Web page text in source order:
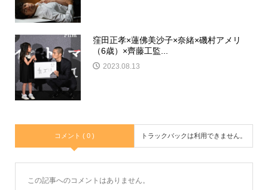
窪田正孝×蓮佛美沙子×奈緒×磯村アメリ
（6歳）×齊藤工監...
2023.08.13
コメント ( 0 ) トラックバックは利用できません。
この記事へのコメントはありません。